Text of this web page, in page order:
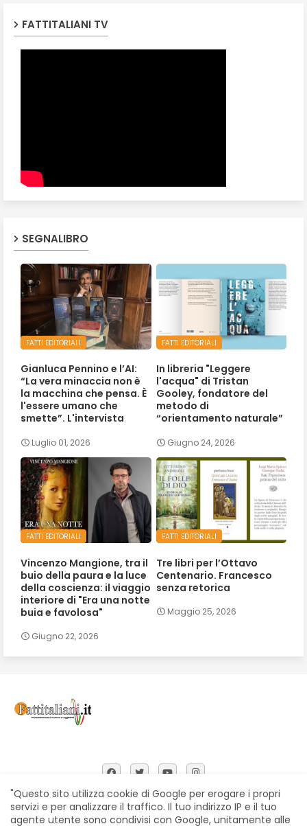
FATTITALIANI TV
SEGNALIBRO
FATTI EDITORIALI
Gianluca Pennino e l’AI:
“La vera minaccia non è
la macchina che pensa. È
l'essere umano che
smette”. L'intervista
Luglio 01, 2026
FATTI EDITORIALI
In libreria "Leggere
l'acqua" di Tristan
Gooley, fondatore del
metodo di
“orientamento naturale”
Giugno 24, 2026
FATTI EDITORIALI
Vincenzo Mangione, tra il
buio della paura e la luce
della coscienza: il viaggio
interiore di "Era una notte
buia e favolosa"
Giugno 22, 2026
FATTI EDITORIALI
Tre libri per l’Ottavo
Centenario. Francesco
senza retorica
Maggio 25, 2026
"Questo sito utilizza cookie di Google per erogare i propri
servizi e per analizzare il traffico. Il tuo indirizzo IP e il tuo
agente utente sono condivisi con Google, unitamente alle